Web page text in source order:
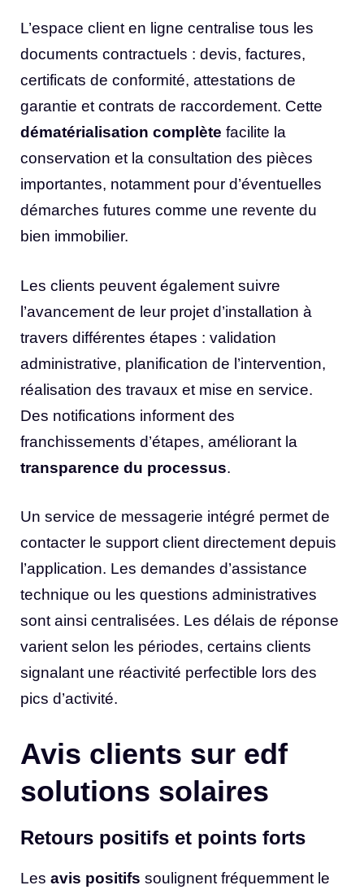
L’espace client en ligne centralise tous les
documents contractuels : devis, factures,
certificats de conformité, attestations de
garantie et contrats de raccordement. Cette
dématérialisation complète facilite la
conservation et la consultation des pièces
importantes, notamment pour d’éventuelles
démarches futures comme une revente du
bien immobilier.
Les clients peuvent également suivre
l’avancement de leur projet d’installation à
travers différentes étapes : validation
administrative, planification de l’intervention,
réalisation des travaux et mise en service.
Des notifications informent des
franchissements d’étapes, améliorant la
transparence du processus.
Un service de messagerie intégré permet de
contacter le support client directement depuis
l’application. Les demandes d’assistance
technique ou les questions administratives
sont ainsi centralisées. Les délais de réponse
varient selon les périodes, certains clients
signalant une réactivité perfectible lors des
pics d’activité.
Avis clients sur edf
solutions solaires
Retours positifs et points forts
Les avis positifs soulignent fréquemment le